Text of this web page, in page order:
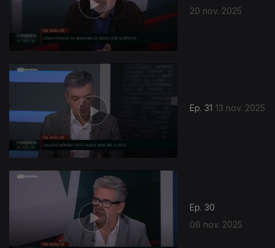
20 nov. 2025
Ep. 31 13 nov. 2025
Ep. 30
06 nov. 2025